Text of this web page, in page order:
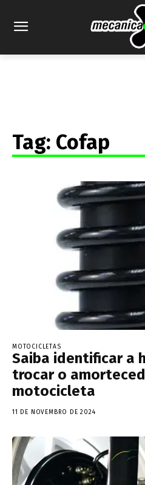
Tag: Cofap
MOTOCICLETAS
Saiba identificar a
trocar o
motocicleta
11 DE NOVEMBRO DE 2024